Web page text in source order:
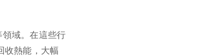
域。在這些行
收熱能，大幅